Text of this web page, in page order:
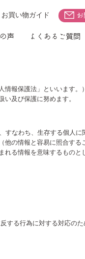
声 よくあるご質問
お買い物ガイド お
報保護法」といいます。
及び保護に努めます。
すなわち、生存する個人に
他の情報と容易に照合する
る情報を意味するものと
する行為に対する対応のた